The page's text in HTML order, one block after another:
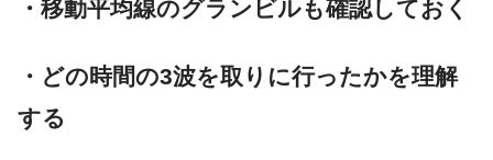
・移動平均線のグランビルも確認しておく
・どの時間の3波を取りに行ったかを理解
する